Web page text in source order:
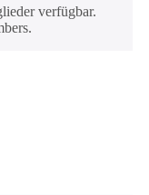
verfügbar.